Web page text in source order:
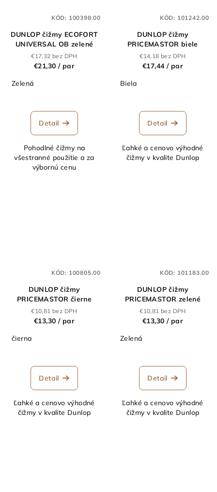
DUNLOP čižmy ECOFORT
UNIVERSAL OB zelené
€17,32 bez DPH
€21,30 / par
Zelená
Detail
Pohodlné čižmy na
všestranné použitie a za
výbornú cenu
KÓD: 100398.00
DUNLOP čižmy
PRICEMASTOR biele
€14,18 bez DPH
€17,44 / par
Biela
Detail
Ľahké a cenovo výhodné
čižmy v kvalite Dunlop
KÓD: 101242.00
DUNLOP čižmy
PRICEMASTOR čierne
€10,81 bez DPH
€13,30 / par
čierna
Detail
Ľahké a cenovo výhodné
čižmy v kvalite Dunlop
KÓD: 100805.00
DUNLOP čižmy
PRICEMASTOR zelené
€10,81 bez DPH
€13,30 / par
Zelená
Detail
Ľahké a cenovo výhodné
čižmy v kvalite Dunlop
KÓD: 101183.00